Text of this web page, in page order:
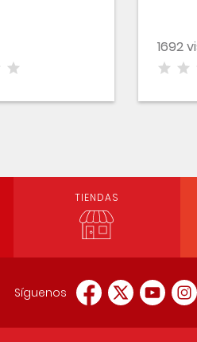
1692
TIENDAS
Síguenos